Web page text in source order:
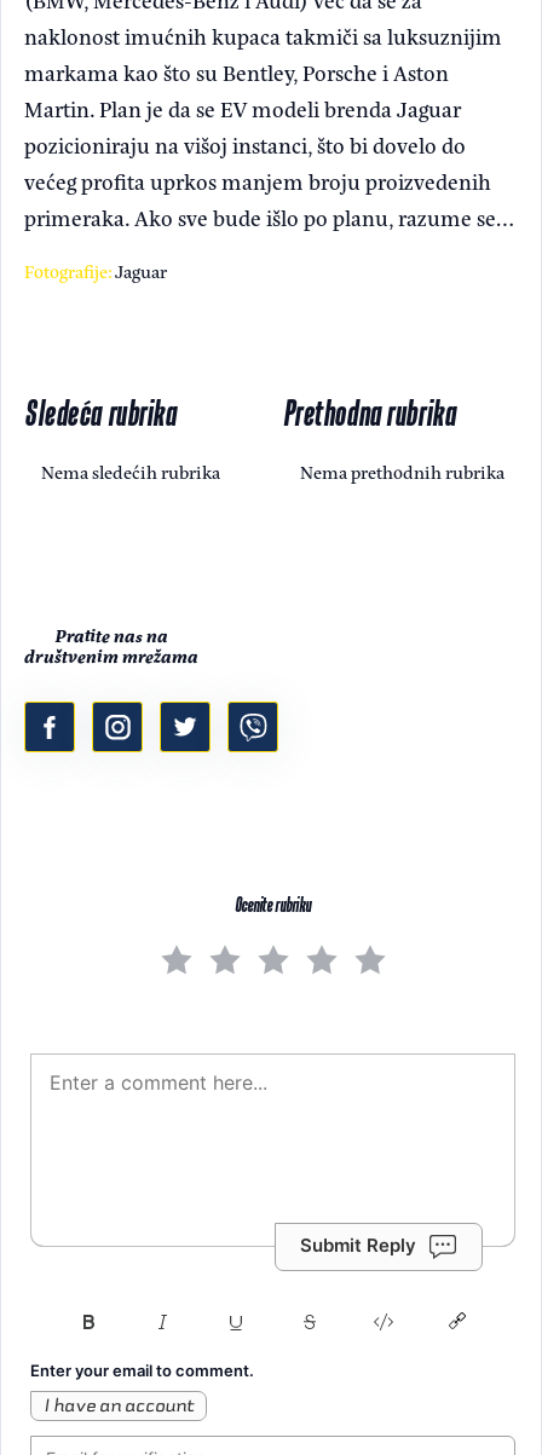
naklonost imućnih kupaca takmiči sa luksuznijim
markama kao što su Bentley, Porsche i Aston
Martin. Plan je da se EV modeli brenda Jaguar
pozicioniraju na višoj instanci, što bi dovelo do
većeg profita uprkos manjem broju proizvedenih
primeraka. Ako sve bude išlo po planu, razume se…
Fotografije:Jaguar
Sledeća rubrika
Nema sledećih rubrika
Prethodna rubrika
Nema prethodnih rubrika
Pratite nas na
društvenim mrežama
Ocenite rubriku
Submit Reply
Enter your email to comment.
I have an account